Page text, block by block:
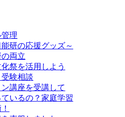
理
研の応援グッズ～
両立
祭を活用しよう
験相談
講座を受講して
いるの？家庭学習